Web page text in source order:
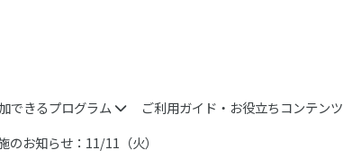
できるプログラム ご利用ガイド・お役立ちコンテンツ
のお知らせ：11/11（火）